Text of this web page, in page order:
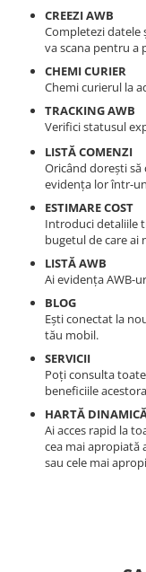
CREEZI AWB
Completezi datele
va scana pentru a
CHEMI CURIER
Chemi curierul la
TRACKING AWB
Verifici statusul
LISTĂ COMENZI
Oricând dorești
evidența lor într-
ESTIMARE COST
Introduci detaliile
bugetul de care ai
LISTĂ AWB
Ai evidența AWB-
BLOG
Ești conectat la
tău mobil.
SERVICII
Poți consulta
beneficiile
HARTĂ
Ai acces rapid la
cea mai apropiată
sau cele mai